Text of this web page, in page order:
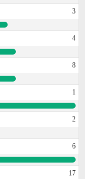
3
4
8
1
2
6
17